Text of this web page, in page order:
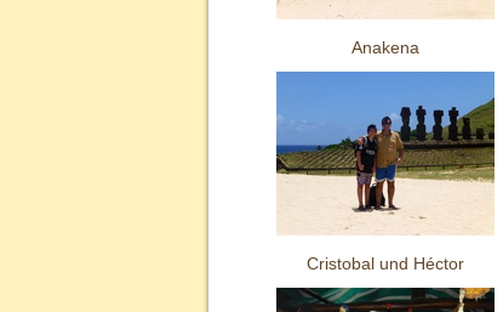
Anakena
Cristobal und Héctor